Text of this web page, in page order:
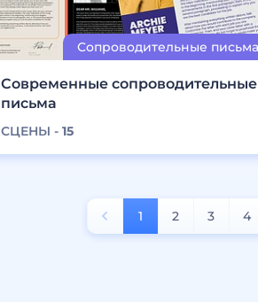
Современные сопроводительные
письма
СЦЕНЫ - 15
1 2 3 4